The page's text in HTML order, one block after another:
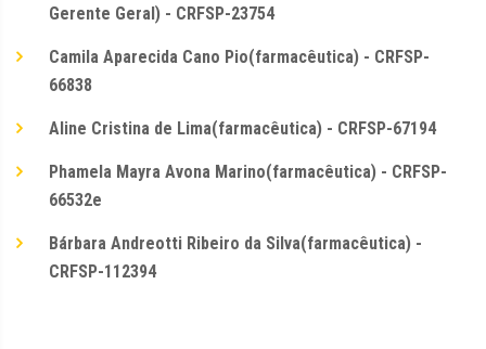
Gerente Geral) - CRFSP-23754
Camila Aparecida Cano Pio(farmacêutica) - CRFSP-
66838
Aline Cristina de Lima(farmacêutica) - CRFSP-67194
Phamela Mayra Avona Marino(farmacêutica) - CRFSP-
66532e
Bárbara Andreotti Ribeiro da Silva(farmacêutica) -
CRFSP-112394